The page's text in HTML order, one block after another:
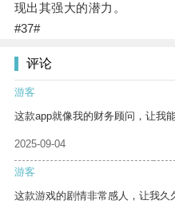
现出其强大的潜力。
#37#
评论
游客
这款app就像我的财务顾问，让我
2025-09-04
游客
这款游戏的剧情非常感人，让我久